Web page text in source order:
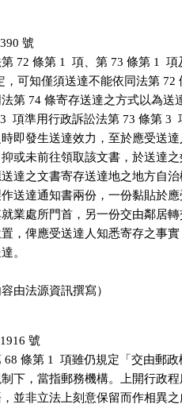
號
72 條第 1  項、第 73 條第 1  項
，可知僅須送達不能依同法第
第 74 條寄存送達之方式以為送
項準用行政訴訟法第 73 條第 3
即發生送達效力，至於應受送
或未前往領取該文書，於送達
達之文書寄存送達地之地方自
送達通知書兩份，一份黏貼於
就業處所門首，另一份交由鄰居
，俾應受送達人知悉寄存之事
。
由法源資訊撰寫）
號
68 條第 1  項雖仍規定「交由郵
下，當指郵務機構。上開行政
並非立法上刻意保留而作相異